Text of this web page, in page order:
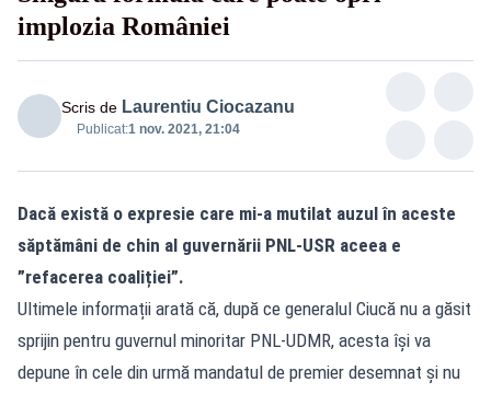
implozia României
ciocazanu facebook
Scris de Laurentiu Ciocazanu
Publicat:1 nov. 2021, 21:04
Dacă există o expresie care mi-a mutilat auzul în aceste
săptămâni de chin al guvernării PNL-USR aceea e
”refacerea coaliției”.
Ultimele informații arată că, după ce generalul Ciucă nu a găsit
sprijin pentru guvernul minoritar PNL-UDMR, acesta își va
depune în cele din urmă mandatul de premier desemnat și nu